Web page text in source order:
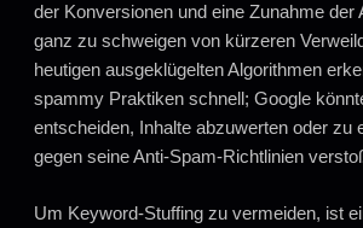
der Konversionen und eine Zunahme der
ganz zu schweigen von kürzeren
heutigen ausgeklügelten Algorithmen
spammy Praktiken schnell; Google
entscheiden, Inhalte abzuwerten oder zu
gegen seine Anti-Spam-Richtlinien
Um Keyword-Stuffing zu vermeiden, ist